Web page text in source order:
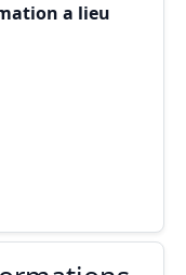
a lieu